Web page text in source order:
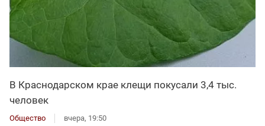
В Краснодарском крае клещи покусали 3,4 тыс.
человек
Общество вчера, 19:50